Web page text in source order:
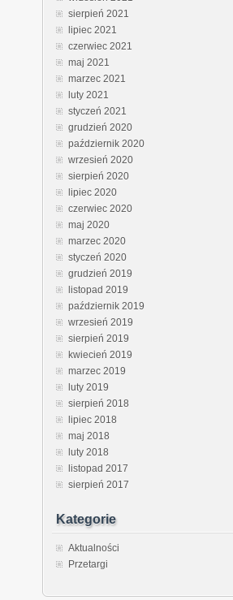
sierpień 2021
lipiec 2021
czerwiec 2021
maj 2021
marzec 2021
luty 2021
styczeń 2021
grudzień 2020
październik 2020
wrzesień 2020
sierpień 2020
lipiec 2020
czerwiec 2020
maj 2020
marzec 2020
styczeń 2020
grudzień 2019
listopad 2019
październik 2019
wrzesień 2019
sierpień 2019
kwiecień 2019
marzec 2019
luty 2019
sierpień 2018
lipiec 2018
maj 2018
luty 2018
listopad 2017
sierpień 2017
Kategorie
Aktualności
Przetargi